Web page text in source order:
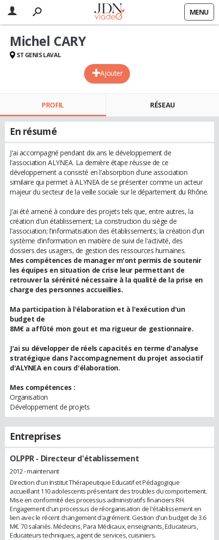
MENU
Ajouter
Michel CARY
ST GENIS LAVAL
PROFIL RÉSEAU
En résumé
J'ai accompagné pendant dix ans le développement de
l'association ALYNEA. La dernière étape réussie de ce
développement a consisté en l'absorption d'une association
similaire qui permet à ALYNEA de se présenter comme un acteur
majeur du secteur de la veille sociale sur le département du Rhône.
J'ai été amené à conduire des projets tels que, entre autres, la
création d'un établissement; La construction du siège de
l'association; l'informatisation des établissements; la création d'un
système d'information en matière de suivi de l'activité, des
dossiers des usagers, de gestion des ressources humaines.
Mes compétences de manager m'ont permis de soutenir
les équipes en situation de crise leur permettant de
retrouver la sérénité nécessaire à la qualité de la prise en
charge des personnes accueillies.
Ma participation à l'élaboration et à l'exécution d'un
budget de
8M€ a affûté mon gout et ma rigueur de gestionnaire.
J'ai su développer de réels capacités en terme d'analyse
stratégique dans l'accompagnement du projet associatif
d'ALYNEA en cours d'élaboration.
Mes compétences :
Organisation
Développement de projets
Entreprises
OLPPR- Directeur d'établissement
2012 - maintenant
Direction d'un Institut Thérapeutique Educatif et Pédagogique
accueillant 110 adolescents présentant des troubles du comportement.
Mise en conformité des processus administratifs financiers RH.
Engagement d'un processus de réorganisation de l'établissement en
lien avec le récent changement d'agrément. Gestion d'un budget de 3.6
M€. 70 salariés. Médecins, Para Médicaux, enseignants, Educateurs,
Educateurs techniques, agent de services, cuisiniers.